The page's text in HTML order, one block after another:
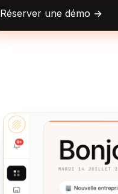
Réserver une démo →